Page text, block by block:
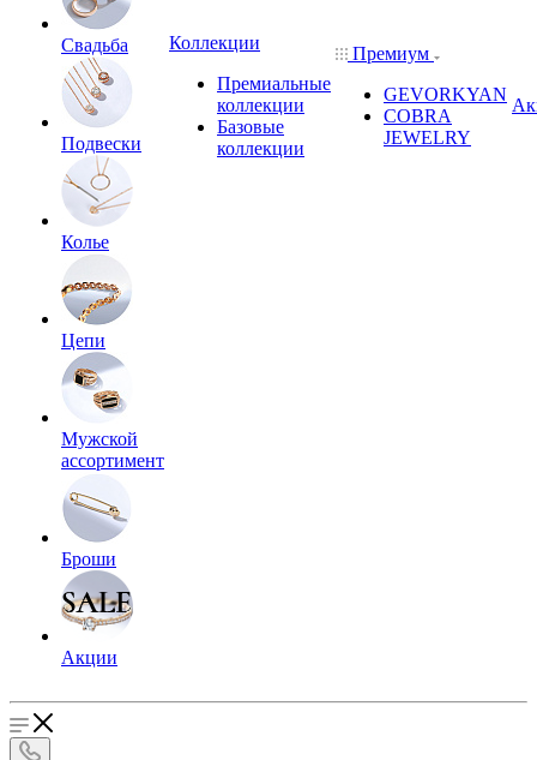
Свадьба
Подвески
Колье
Цепи
Мужской
ассортимент
Броши
Акции
Коллекции
Премиальные
коллекции
Базовые
коллекции
Премиум
GEVORKYAN
COBRA
JEWELRY